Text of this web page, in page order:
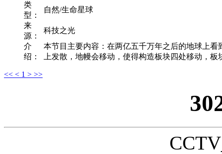
类
型：
自然/生命星球
来
源：
科技之光
介
绍：
本节目主要内容：在两亿五千万年之后的地球上
上发散，地幔会移动，使得构造板块四处移动，
<< < 1 > >>